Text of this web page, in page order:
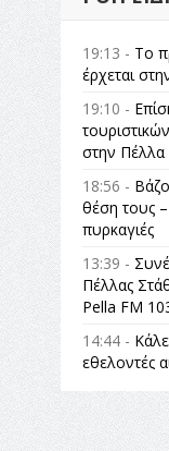
19:13 - Το
έρχεται
19:10 -
στην Πέλλα
18:56 -
θέση τους
πυρκαγιές
13:39 -
Πέλλας
Pella FM
14:44 -
εθελοντές
14:23 -Όλη
πολιτισμός